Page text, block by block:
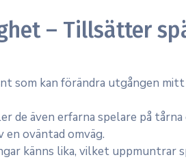
– Tillsätter
som kan förändra utgången
även erfarna spelare på tårna
oväntad omväg.
känns lika, vilket uppmuntrar